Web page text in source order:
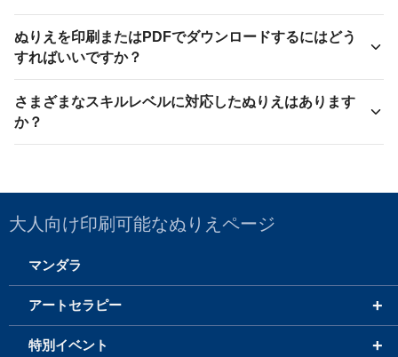
ぬりえを印刷またはPDFでダウンロードするにはどう
すればいいですか？
さまざまなスキルレベルに対応したぬりえはあります
か？
大人向け印刷可能なぬりえページ
マンダラ
+
アートセラピー
+
特別イベント